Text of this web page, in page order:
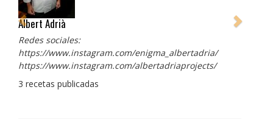
Albert Adrià
Redes sociales:
https://www.instagram.com/enigma_albertadria/
https://www.instagram.com/albertadriaprojects/
3 recetas publicadas